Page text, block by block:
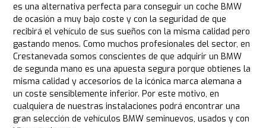
es una alternativa perfecta para conseguir un coche BMW
de ocasión a muy bajo coste y con la seguridad de que
recibirá el vehículo de sus sueños con la misma calidad pero
gastando menos. Como muchos profesionales del sector, en
Crestanevada somos conscientes de que adquirir un BMW
de segunda mano es una apuesta segura porque obtienes la
misma calidad y accesorios de la icónica marca alemana a
un coste sensiblemente inferior. Por este motivo, en
cualquiera de nuestras instalaciones podrá encontrar una
gran selección de vehículos BMW seminuevos, usados y con